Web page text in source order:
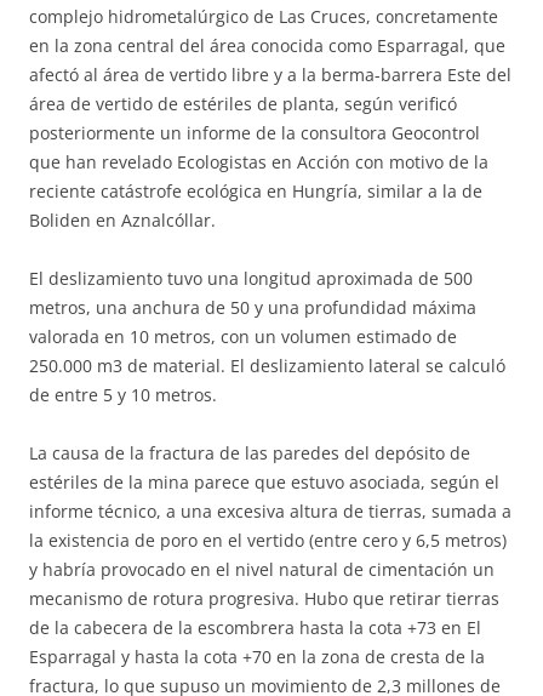
complejo hidrometalúrgico de Las Cruces, concretamente
en la zona central del área conocida como Esparragal, que
afectó al área de vertido libre y a la berma-barrera Este del
área de vertido de estériles de planta, según verificó
posteriormente un informe de la consultora Geocontrol
que han revelado Ecologistas en Acción con motivo de la
reciente catástrofe ecológica en Hungría, similar a la de
Boliden en Aznalcóllar.
El deslizamiento tuvo una longitud aproximada de 500
metros, una anchura de 50 y una profundidad máxima
valorada en 10 metros, con un volumen estimado de
250.000 m3 de material. El deslizamiento lateral se calculó
de entre 5 y 10 metros.
La causa de la fractura de las paredes del depósito de
estériles de la mina parece que estuvo asociada, según el
informe técnico, a una excesiva altura de tierras, sumada a
la existencia de poro en el vertido (entre cero y 6,5 metros)
y habría provocado en el nivel natural de cimentación un
mecanismo de rotura progresiva. Hubo que retirar tierras
de la cabecera de la escombrera hasta la cota +73 en El
Esparragal y hasta la cota +70 en la zona de cresta de la
fractura, lo que supuso un movimiento de 2,3 millones de